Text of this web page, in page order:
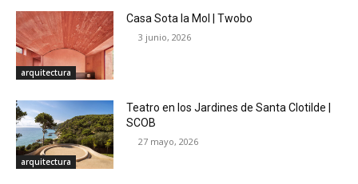
arquitectura
Casa Sota la Mol | Twobo
3 junio, 2026
arquitectura
Teatro en los Jardines de Santa Clotilde |
SCOB
27 mayo, 2026